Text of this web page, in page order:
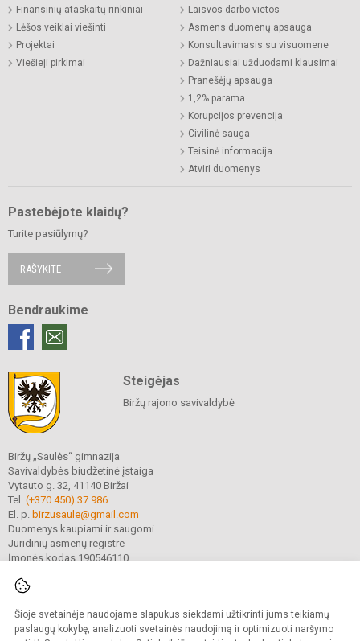
Šioje svetainėje naudojame slapukus siekdami užtikrinti jums teikiamų
paslaugų kokybę, analizuoti svetainės naudojimą ir optimizuoti naršymo
Finansinių ataskaitų rinkiniai
Lėšos veiklai viešinti
Projektai
Viešieji pirkimai
Laisvos darbo vietos
Asmens duomenų apsauga
Konsultavimasis su visuomene
Dažniausiai užduodami klausimai
Pranešėjų apsauga
1,2% parama
Korupcijos prevencija
Civilinė sauga
Teisinė informacija
Atviri duomenys
Pastebėjote klaidų?
Turite pasiūlymų?
RAŠYKITE
Bendraukime
Steigėjas
Biržų rajono savivaldybė
Biržų „Saulės“ gimnazija
Savivaldybės biudžetinė įstaiga
Vytauto g. 32, 41140 Biržai
Tel. (+370 450) 37 986
El. p. birzusaule@gmail.com
Duomenys kaupiami ir saugomi
Juridinių asmenų registre
Įmonės kodas 190546110
© 2021. Biržų „Saulės“ gimnazija. Visos teisės saugomos.
Kopijuoti turinį be raštiško gimnazijos sutikimo griežtai draudžiama.